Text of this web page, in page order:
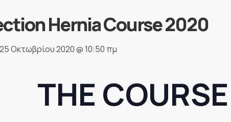
Hernia Course 2020
25 Οκτωβρίου 2020 @ 10:50 πμ
THE COURSE